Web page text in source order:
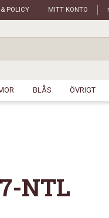
POLICY MITT KONTO
BLÅS ÖVRIGT
NTL